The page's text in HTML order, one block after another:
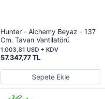
Hunter - Alchemy Beyaz - 137
Cm. Tavan Vantilatörü
57.347,77 TL
1.003,81 USD + KDV
Sepete Ekle